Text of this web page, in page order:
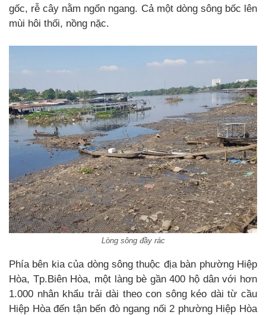
gốc, rễ cây nằm ngổn ngang. Cả một dòng sông bốc lên
mùi hôi thối, nồng nặc.
Lòng sông đầy rác
Phía bên kia của dòng sông thuộc địa bàn phường Hiệp
Hòa, Tp.Biên Hòa, một làng bè gần 400 hộ dân với hơn
1.000 nhân khẩu trải dài theo con sông kéo dài từ cầu
Hiệp Hòa đến tận bến đò ngang nối 2 phường Hiệp Hòa